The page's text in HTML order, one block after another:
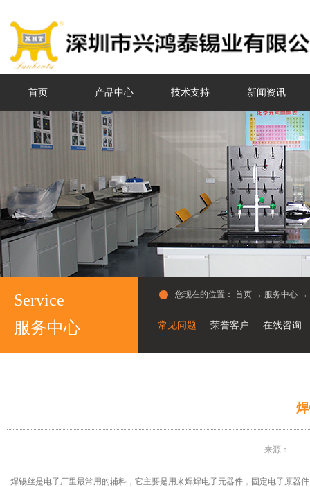
首页 产品中心 技术支持 新闻资讯
服务中心
Service
常见问题 荣誉客户 在线咨询
您现在的位置： 首页 → 服务中心 →
来源：
焊锡丝是电子厂里最常用的辅料，它主要是用来焊焊电子元器件，固定电子原器